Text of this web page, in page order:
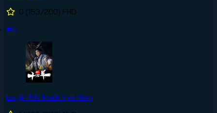
0 (153/200) FHD
#6
Luyện Khí Mười Vạn Năm